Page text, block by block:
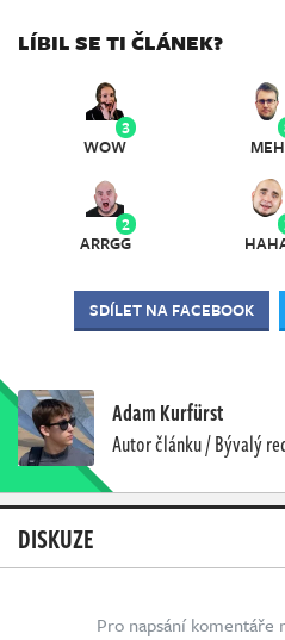
LÍBIL SE TI ČLÁNEK?
3
WOW
MEH
2
ARRGG
SDÍLET NA FACEBOOK
Adam Kurfürst
Autor článku / Bývalý
DISKUZE
Pro napsání komentáře